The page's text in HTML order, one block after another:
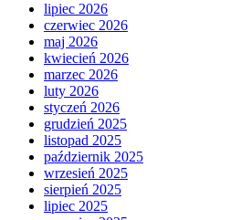
lipiec 2026
czerwiec 2026
maj 2026
kwiecień 2026
marzec 2026
luty 2026
styczeń 2026
grudzień 2025
listopad 2025
październik 2025
wrzesień 2025
sierpień 2025
lipiec 2025